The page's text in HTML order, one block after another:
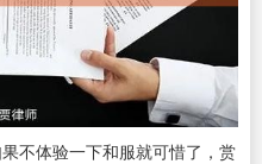
不体验一下和服就可惜了，赏